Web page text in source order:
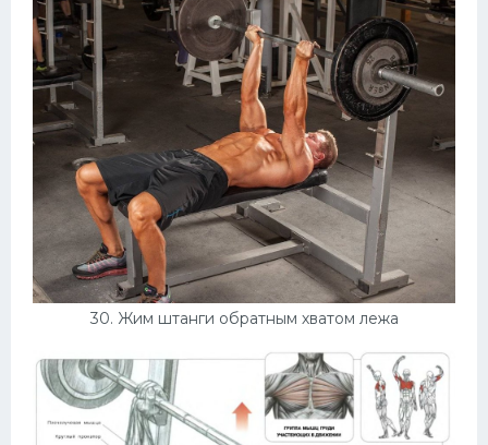
30. Жим штанги обратным хватом лежа